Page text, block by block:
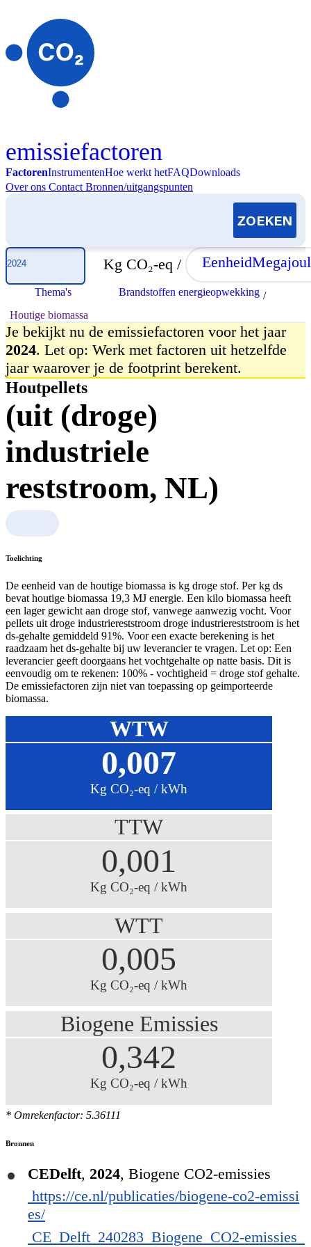
emissiefactoren
FactorenInstrumentenHoe werkt hetFAQDownloads
Over ons Contact Bronnen/uitgangspunten
Selecteer jaar
Kg CO₂-eq / Eenheid
Thema's Brandstoffen energieopwekking /
Houtige biomassa
Je bekijkt nu de emissiefactoren voor het jaar
2024. Let op: Werk met factoren uit hetzelfde
jaar waarover je de footprint berekent.
Houtpellets
(uit (droge)
industriele
reststroom, NL)
Toelichting
De eenheid van de houtige biomassa is kg droge stof. Per kg ds
bevat houtige biomassa 19,3 MJ energie. Een kilo biomassa heeft
een lager gewicht aan droge stof, vanwege aanwezig vocht. Voor
pellets uit droge industriereststroom droge industriereststroom is het
ds-gehalte gemiddeld 91%. Voor een exacte berekening is het
raadzaam het ds-gehalte bij uw leverancier te vragen. Let op: Een
leverancier geeft doorgaans het vochtgehalte op natte basis. Dit is
eenvoudig om te rekenen: 100% - vochtigheid = droge stof gehalte.
De emissiefactoren zijn niet van toepassing op geimporteerde
biomassa.
WTW
0,007
Kg CO₂-eq / kWh
TTW
0,001
Kg CO₂-eq / kWh
WTT
0,005
Kg CO₂-eq / kWh
Biogene Emissies
0,342
Kg CO₂-eq / kWh
* Omrekenfactor: 5.36111
Bronnen
CEDelft, 2024, Biogene CO2-emissies
https://ce.nl/publicaties/biogene-co2-emissi
es/
CE_Delft_240283_Biogene_CO2-emissies_